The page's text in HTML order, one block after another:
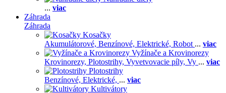
... viac
Záhrada
Záhrada
Kosačky
Akumulátorové, Benzínové, Elektrické, Robot ... viac
Vyžínače a Krovinorezy
Krovinorezy, Plotostrihy, Vyvetvovacie píly, Vy ... viac
Plotostrihy
Benzínové, Elektrické, ... viac
Kultivátory